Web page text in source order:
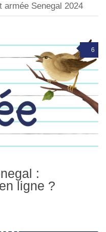
armée Senegal 2024
6
:
ligne ?